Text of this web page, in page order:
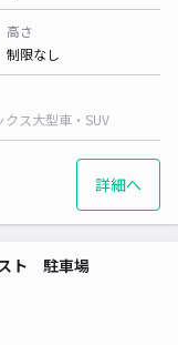
高さ
制限なし
クス大型車・SUV
詳細へ
スト 駐車場